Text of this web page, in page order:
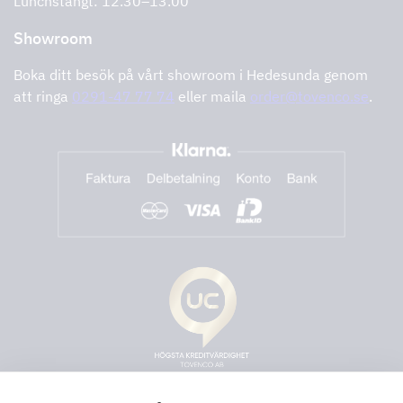
Showroom
Boka ditt besök på vårt showroom i Hedesunda genom
att ringa 0291-47 77 74 eller maila order@tovenco.se.